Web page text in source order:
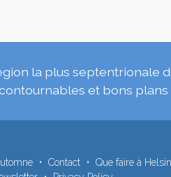
la plus septentrionale
et bons plans
Contact
Que faire à